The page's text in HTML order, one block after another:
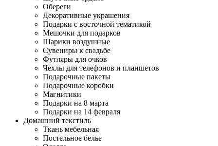
Обереги
Декоративные украшения
Подарки с восточной тематикой
Мешочки для подарков
Шарики воздушные
Сувениры к свадьбе
Футляры для очков
Чехлы для телефонов и планшетов
Подарочные пакеты
Подарочные коробки
Магнитики
Подарки на 8 марта
Подарки на 14 февраля
Домашний текстиль
Ткань мебельная
Постельное белье